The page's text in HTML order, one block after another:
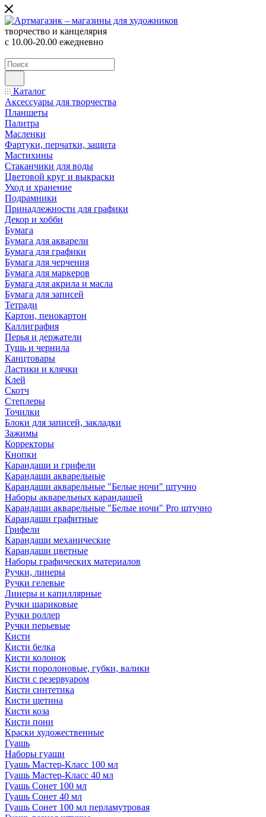
творчество и канцелярия
с 10.00-20.00 ежедневно
Каталог
Аксессуары для творчества
Планшеты
Палитра
Масленки
Фартуки, перчатки, защита
Мастихины
Стаканчики для воды
Цветовой круг и выкраски
Уход и хранение
Подрамники
Принадлежности для графики
Декор и хобби
Бумага
Бумага для акварели
Бумага для графики
Бумага для черчения
Бумага для маркеров
Бумага для акрила и масла
Бумага для записей
Тетради
Картон, пенокартон
Каллиграфия
Перья и держатели
Тушь и чернила
Канцтовары
Ластики и клячки
Клей
Скотч
Степлеры
Точилки
Блоки для записей, закладки
Зажимы
Корректоры
Кнопки
Карандаши и грифели
Карандаши акварельные
Карандаши акварельные "Белые ночи" штучно
Наборы акварельных карандашей
Карандаши акварельные "Белые ночи" Pro штучно
Карандаши графитные
Грифели
Карандаши механические
Карандаши цветные
Наборы графических материалов
Ручки, линеры
Ручки гелевые
Линеры и капиллярные
Ручки шариковые
Ручки роллер
Ручки перьевые
Кисти
Кисти белка
Кисти колонок
Кисти поролоновые, губки, валики
Кисти с резервуаром
Кисти синтетика
Кисти щетина
Кисти коза
Кисти пони
Краски художественные
Гуашь
Наборы гуаши
Гуашь Мастер-Класс 100 мл
Гуашь Мастер-Класс 40 мл
Гуашь Сонет 100 мл
Гуашь Сонет 40 мл
Гуашь Сонет 100 мл перламутровая